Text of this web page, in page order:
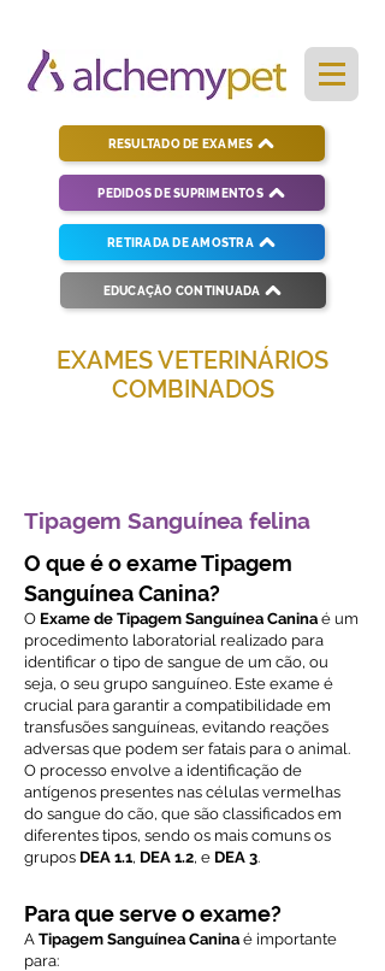
PEDIDOS DE SUPRIMENTOS
RESULTADO DE EXAMES
RETIRADA DE AMOSTRA
EDUCAÇÃO CONTINUADA
EXAMES VETERINÁRIOS
COMBINADOS
Tipagem Sanguínea felina
O que é o exame Tipagem
Sanguínea Canina?
O Exame de Tipagem Sanguínea Canina é um
procedimento laboratorial realizado para
identificar o tipo de sangue de um cão, ou
seja, o seu grupo sanguíneo. Este exame é
crucial para garantir a compatibilidade em
transfusões sanguíneas, evitando reações
adversas que podem ser fatais para o animal.
O processo envolve a identificação de
antígenos presentes nas células vermelhas
do sangue do cão, que são classificados em
diferentes tipos, sendo os mais comuns os
grupos DEA 1.1, DEA 1.2, e DEA 3.
Para que serve o exame?
A Tipagem Sanguínea Canina é importante
para: